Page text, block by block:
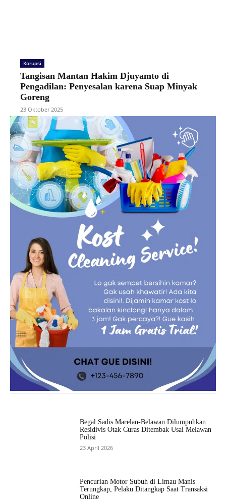
Korupsi
Tangisan Mantan Hakim Djuyamto di
Pengadilan: Penyesalan karena Suap Minyak
Goreng
23 Oktober 2025
Begal Sadis Marelan-Belawan Dilumpuhkan:
Residivis Otak Curas Ditembak Usai Melawan
Polisi
23 April 2026
Pencurian Motor Subuh di Limau Manis
Terungkap, Pelaku Ditangkap Saat Transaksi
Online